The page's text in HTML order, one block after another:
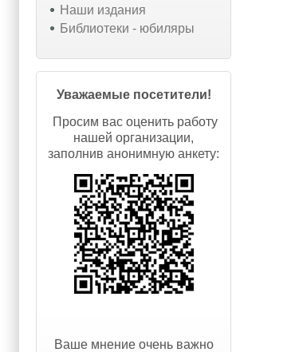
Наши издания
Библиотеки - юбиляры
Уважаемые посетители!
Просим вас оценить работу
нашей организации,
заполнив анонимную анкету:
Ваше мнение очень важно